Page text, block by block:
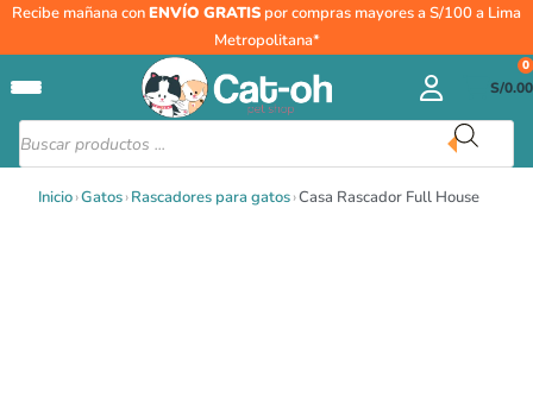
Recibe mañana conENVÍO GRATIS por compras mayores a S/100 a Lima
Metropolitana*
Búsqueda
de
productos
S/0.00
0
Inicio›Gatos›Rascadores para gatos›Casa Rascador Full House